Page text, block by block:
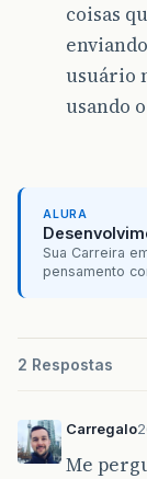
coisas
usuário
usando
ALURA
Sua Carreira
pensamento
2 Respostas
Carregalo
Me